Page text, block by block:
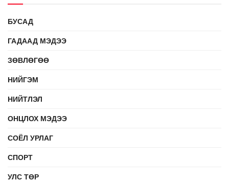
БУСАД
ГАДААД МЭДЭЭ
ЗӨВЛӨГӨӨ
НИЙГЭМ
НИЙТЛЭЛ
ОНЦЛОХ МЭДЭЭ
СОЁЛ УРЛАГ
СПОРТ
УЛС ТӨР